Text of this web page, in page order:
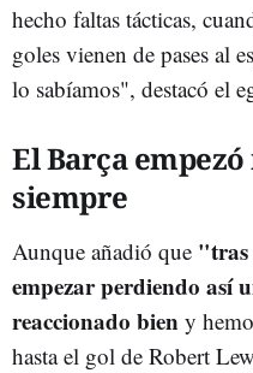
hecho faltas tácticas,
goles vienen de pases al
lo sabíamos", destacó el
El Barça
siempre
Aunque añadió que "tras
empezar perdiendo así
reaccionado bien y
hasta el gol de Robert